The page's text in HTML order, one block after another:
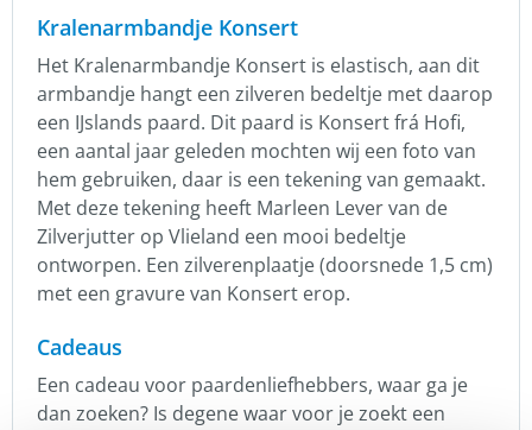
Kralenarmbandje Konsert
Het Kralenarmbandje Konsert is elastisch, aan dit
armbandje hangt een zilveren bedeltje met daarop
een IJslands paard. Dit paard is Konsert frá Hofi,
een aantal jaar geleden mochten wij een foto van
hem gebruiken, daar is een tekening van gemaakt.
Met deze tekening heeft Marleen Lever van de
Zilverjutter op Vlieland een mooi bedeltje
ontworpen. Een zilverenplaatje (doorsnede 1,5 cm)
met een gravure van Konsert erop.
Cadeaus
Een cadeau voor paardenliefhebbers, waar ga je
dan zoeken? Is degene waar voor je zoekt een